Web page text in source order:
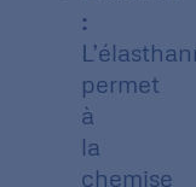
:
permet
à
la
chemise